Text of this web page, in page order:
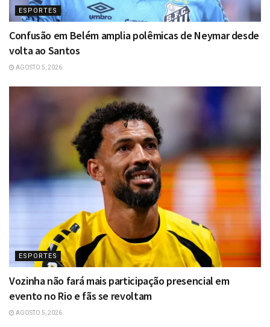
ESPORTES
Confusão em Belém amplia polêmicas de Neymar desde
volta ao Santos
AGOSTO 5, 2026
ESPORTES
Vozinha não fará mais participação presencial em
evento no Rio e fãs se revoltam
AGOSTO 5, 2026